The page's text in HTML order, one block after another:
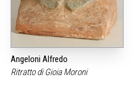
Angeloni Alfredo
Ritratto di Gioia Moroni